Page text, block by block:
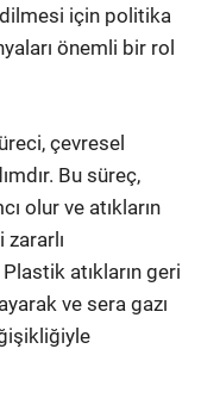
için politika
önemli bir rol
çevresel
Bu süreç,
olur ve atıkların
zararlı
atıkların geri
ve sera gazı